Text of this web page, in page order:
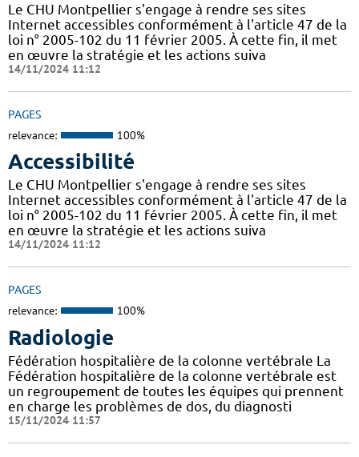
Le CHU Montpellier s'engage à rendre ses sites
Internet accessibles conformément à l'article 47 de la
loi n° 2005-102 du 11 février 2005. À cette fin, il met
en œuvre la stratégie et les actions suiva
14/11/2024 11:12
PAGES
relevance: 100%
Accessibilité
Le CHU Montpellier s'engage à rendre ses sites
Internet accessibles conformément à l'article 47 de la
loi n° 2005-102 du 11 février 2005. À cette fin, il met
en œuvre la stratégie et les actions suiva
14/11/2024 11:12
PAGES
relevance: 100%
Radiologie
Fédération hospitalière de la colonne vertébrale La
Fédération hospitalière de la colonne vertébrale est
un regroupement de toutes les équipes qui prennent
en charge les problèmes de dos, du diagnosti
15/11/2024 11:57